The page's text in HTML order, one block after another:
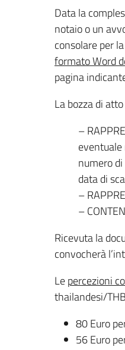
Data la
notaio o un
consolare per
formato Word
pagina
La bozza di
–
numero
data di
–
–
Ricevuta la
convocherà
Lepercezioni
thailandesi/
80 Euro
56 Euro